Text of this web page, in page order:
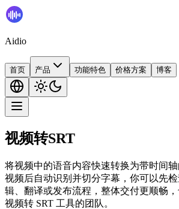
Aidio
首页 产品 功能特色 价格方案 博客
视频转SRT
将视频中的语音内容快速转换为带时间
视频后自动识别并切分字幕，你可以先
辑、翻译或发布流程，整体交付更顺畅
视频转 SRT 工具的团队。